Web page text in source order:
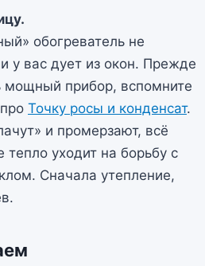
обогреватель не
у вас дует из окон. Прежде
мощный прибор, вспомните
Точку росы и конденсат.
и промерзают, всё
тепло уходит на борьбу с
Сначала утепление,